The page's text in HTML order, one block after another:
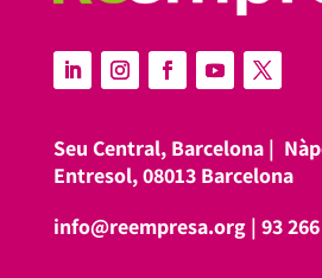
Seu Central, Barcelona |
Entresol, 08013 Barcelona
info@reempresa.org| 93